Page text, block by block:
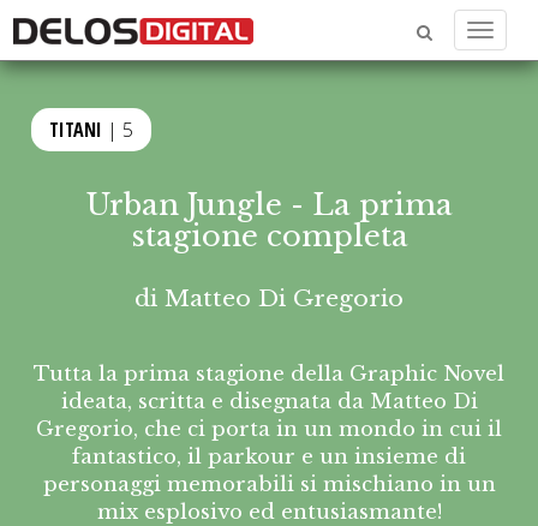
Menu
TITANI | 5
Urban Jungle - La prima
stagione completa
di Matteo Di Gregorio
Tutta la prima stagione della Graphic Novel
ideata, scritta e disegnata da Matteo Di
Gregorio, che ci porta in un mondo in cui il
fantastico, il parkour e un insieme di
personaggi memorabili si mischiano in un
mix esplosivo ed entusiasmante!